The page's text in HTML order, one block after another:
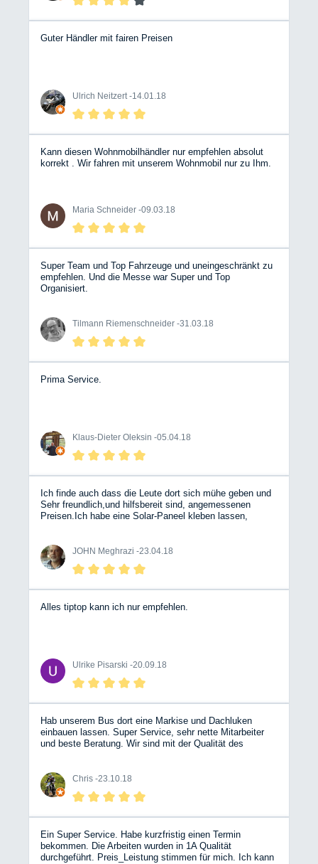
Guter Händler mit fairen Preisen
Ulrich Neitzert -14.01.18
Kann diesen Wohnmobilhändler nur empfehlen absolut
korrekt . Wir fahren mit unserem Wohnmobil nur zu Ihm.
Maria Schneider -09.03.18
Super Team und Top Fahrzeuge und uneingeschränkt zu
empfehlen. Und die Messe war Super und Top
Organisiert.
Tilmann Riemenschneider -31.03.18
Prima Service.
Klaus-Dieter Oleksin -05.04.18
Ich finde auch dass die Leute dort sich mühe geben und
Sehr freundlich,und hilfsbereit sind, angemessenen
Preisen.Ich habe eine Solar-Paneel kleben lassen,
dem nächst TÜV und mein Kuli bei diese Firma machen
lassen obwohl ich lange fahren muss es lohnt sich. John
Meghrazi Dipl.-Ing. Auch diesmal bei mein weitere
JOHN Meghrazi -23.04.18
Alles tiptop kann ich nur empfehlen.
Ulrike Pisarski -20.09.18
Hab unserem Bus dort eine Markise und Dachluken
einbauen lassen. Super Service, sehr nette Mitarbeiter
und beste Beratung. Wir sind mit der Qualität des
Chris -23.10.18
Ein Super Service. Habe kurzfristig einen Termin
bekommen. Die Arbeiten wurden in 1A Qualität
durchgeführt. Preis_Leistung stimmen für mich. Ich kann